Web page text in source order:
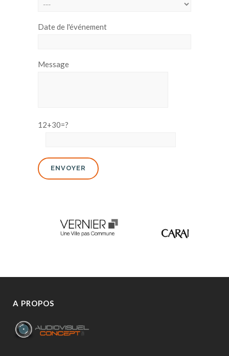
Date de l'événement
Message
12+30=?
A PROPOS